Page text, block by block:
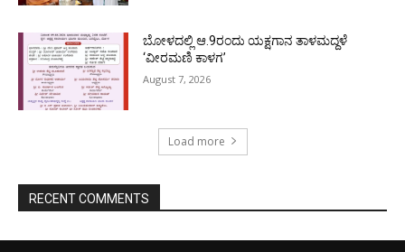
ಬೋಳದಲ್ಲಿ ಆ.9ರಂದು ಯಕ್ಷಗಾನ ತಾಳಮದ್ದಳೆ
‘ವೀರಮಣಿ ಕಾಳಗ’
August 7, 2026
Load more
RECENT COMMENTS